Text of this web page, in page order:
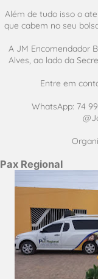
Além de tudo isso o
que cabem no seu
A JM Encomendador
Alves, ao lado da
Entre em
WhatsApp: 74
Pax Regional